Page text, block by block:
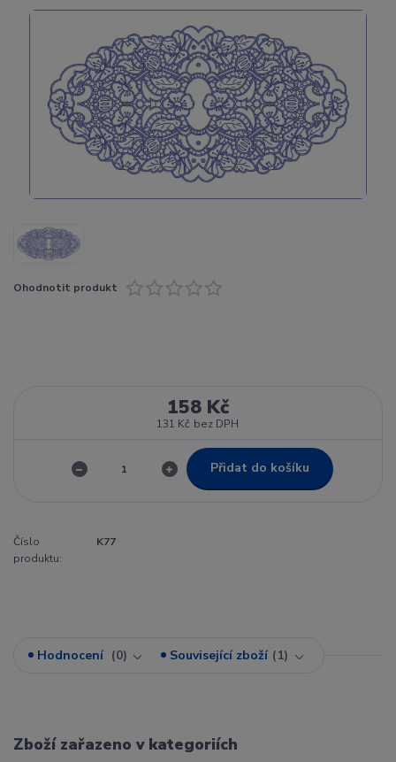
Ohodnotit produkt
158 Kč
131 Kč bez DPH
Přidat do košíku
Číslo
produktu:
K77
Hodnocení 0 Související zboží 1
Zboží zařazeno v kategoriích